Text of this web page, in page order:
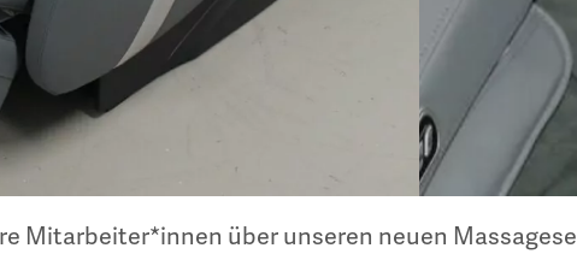
Mitarbeiter*innen über unseren neuen